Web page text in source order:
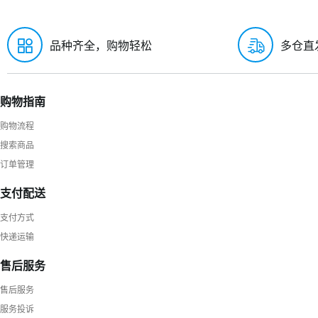
品种齐全，购物轻松 多仓直
购物指南
购物流程
搜索商品
订单管理
支付配送
支付方式
快递运输
售后服务
售后服务
服务投诉